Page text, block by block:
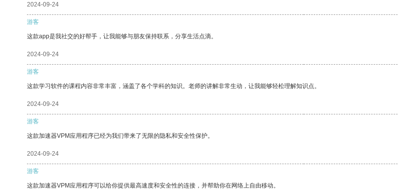
2024-09-24
游客
这款app是我社交的好帮手，让我能够与朋友保持联系，分享生活点滴。
2024-09-24
游客
这款学习软件的课程内容非常丰富，涵盖了各个学科的知识。老师的讲解非常生动，让我能够轻松理解知识点。
2024-09-24
游客
这款加速器VPM应用程序已经为我们带来了无限的隐私和安全性保护。
2024-09-24
游客
这款加速器VPM应用程序可以给你提供最高速度和安全性的连接，并帮助你在网络上自由移动。